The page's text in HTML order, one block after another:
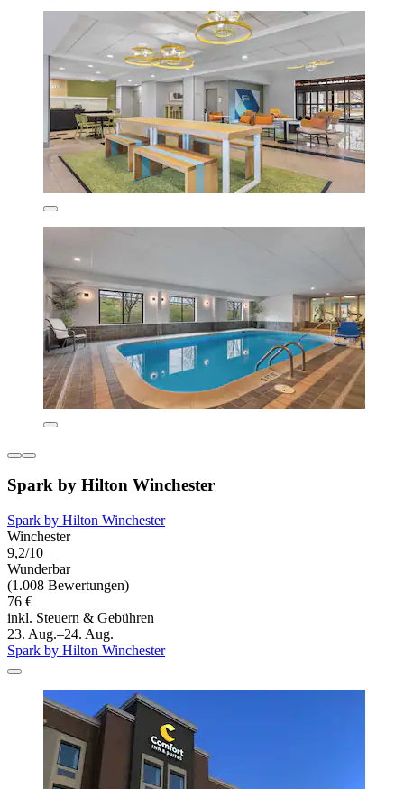
Spark by Hilton Winchester
Spark by Hilton Winchester
Winchester
9,2/10
Wunderbar
(1.008 Bewertungen)
76 €
inkl. Steuern & Gebühren
23. Aug.–24. Aug.
Spark by Hilton Winchester